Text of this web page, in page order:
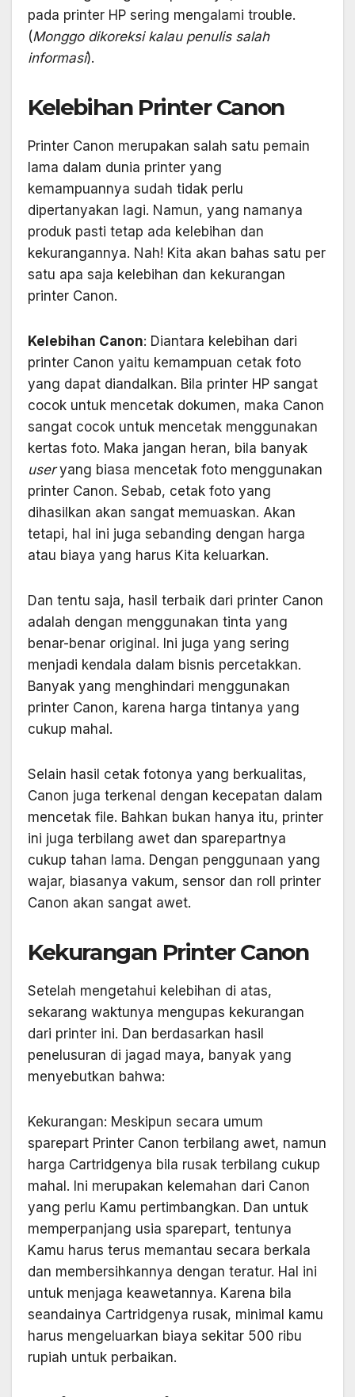
pada printer HP sering mengalami trouble.
(Monggo dikoreksi kalau penulis salah
informasi).
Kelebihan Printer Canon
Printer Canon merupakan salah satu pemain
lama dalam dunia printer yang
kemampuannya sudah tidak perlu
dipertanyakan lagi. Namun, yang namanya
produk pasti tetap ada kelebihan dan
kekurangannya. Nah! Kita akan bahas satu per
satu apa saja kelebihan dan kekurangan
printer Canon.
Kelebihan Canon: Diantara kelebihan dari
printer Canon yaitu kemampuan cetak foto
yang dapat diandalkan. Bila printer HP sangat
cocok untuk mencetak dokumen, maka Canon
sangat cocok untuk mencetak menggunakan
kertas foto. Maka jangan heran, bila banyak
useryang biasa mencetak foto menggunakan
printer Canon. Sebab, cetak foto yang
dihasilkan akan sangat memuaskan. Akan
tetapi, hal ini juga sebanding dengan harga
atau biaya yang harus Kita keluarkan.
Dan tentu saja, hasil terbaik dari printer Canon
adalah dengan menggunakan tinta yang
benar-benar original. Ini juga yang sering
menjadi kendala dalam bisnis percetakkan.
Banyak yang menghindari menggunakan
printer Canon, karena harga tintanya yang
cukup mahal.
Selain hasil cetak fotonya yang berkualitas,
Canon juga terkenal dengan kecepatan dalam
mencetak file. Bahkan bukan hanya itu, printer
ini juga terbilang awet dan sparepartnya
cukup tahan lama. Dengan penggunaan yang
wajar, biasanya vakum, sensor dan roll printer
Canon akan sangat awet.
Kekurangan Printer Canon
Setelah mengetahui kelebihan di atas,
sekarang waktunya mengupas kekurangan
dari printer ini. Dan berdasarkan hasil
penelusuran di jagad maya, banyak yang
menyebutkan bahwa:
Kekurangan: Meskipun secara umum
sparepart Printer Canon terbilang awet, namun
harga Cartridgenya bila rusak terbilang cukup
mahal. Ini merupakan kelemahan dari Canon
yang perlu Kamu pertimbangkan. Dan untuk
memperpanjang usia sparepart, tentunya
Kamu harus terus memantau secara berkala
dan membersihkannya dengan teratur. Hal ini
untuk menjaga keawetannya. Karena bila
seandainya Cartridgenya rusak, minimal kamu
harus mengeluarkan biaya sekitar 500 ribu
rupiah untuk perbaikan.